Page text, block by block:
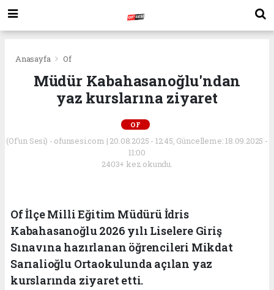
Anasayfa Of
Müdür Kabahasanoğlu'ndan
yaz kurslarına ziyaret
OF
(Of'un Sesi) - ofunsesi.com | 20.08.2025 - 12:45, Güncelleme: 18.09.2025 -
11:00
2403+ kez okundu.
Of İlçe Milli Eğitim Müdürü İdris
Kabahasanoğlu 2026 yılı Liselere Giriş
Sınavına hazırlanan öğrencileri Mikdat
Sarıalioğlu Ortaokulunda açılan yaz
kurslarında ziyaret etti.